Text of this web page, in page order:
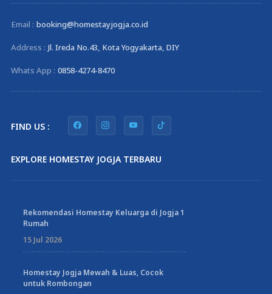
Email : booking@homestayjogja.co.id
Address : Jl. Ireda No.43, Kota Yogyakarta, DIY
Whats App : 0858-4274-8470
FIND US :
EXPLORE HOMESTAY JOGJA TERBARU
Rekomendasi Homestay Keluarga di Jogja 1
Rumah
15 Jul 2026
Homestay Jogja Mewah & Luas, Cocok
untuk Rombongan